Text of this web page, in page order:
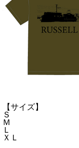
【サイズ】
Ｓ
Ｍ
Ｌ
ＸＬ